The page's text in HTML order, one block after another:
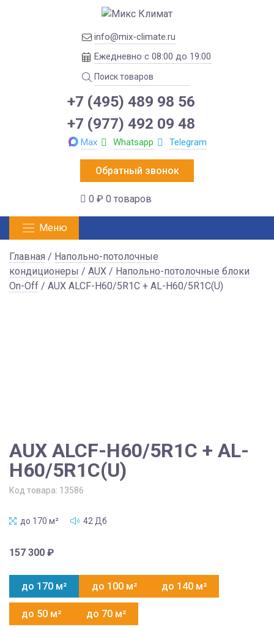
info@mix-climate.ru
Ежедневно с 08:00 до 19:00
+7 (495) 489 98 56
+7 (977) 492 09 48
Max Whatsapp Telegram
Обратный звонок
0 ₽ 0 товаров
Меню
Главная / Напольно-потолочные
кондиционеры / AUX / Напольно-потолочные блоки
On-Off / AUX ALCF-H60/5R1C + AL-H60/5R1C(U)
AUX ALCF-H60/5R1C + AL-
H60/5R1C(U)
Код товара: 13586
до 170 м² 42 Дб
157 300 ₽
до 170 м² до 100 м² до 140 м²
до 50 м² до 70 м²